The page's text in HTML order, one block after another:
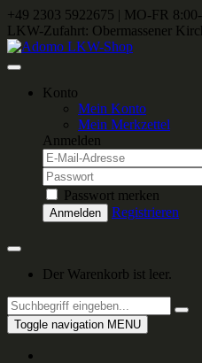
+49 2303 5922675 | MO-FR
LKW-Zufahrt: Obermassener
Konto
Mein Konto
Mein Merkzettel
Anmelden
Passwort merken
Anmelden Registrieren
Der Warenkorb ist leer.
Toggle navigation MENU